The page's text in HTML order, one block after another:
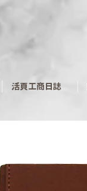
活頁工商日誌